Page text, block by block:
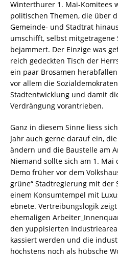
Winterthurer 1. Mai-Komitees
politischen Themen, die über
Gemeinde- und Stadtrat
umschifft, selbst mitgetragene
bejammert. Der Einzige was
reich gedeckten Tisch der
ein paar Brosamen
vor allem die
Stadtentwicklung und damit
Verdrängung vorantrieben.
Ganz in diesem Sinne liess
Jahr auch gerne darauf ein,
ändern und die Baustelle am
Niemand sollte sich am 1.
Demo früher vor dem
grüne“ Stadtregierung mit der
einem Konsumtempel mit
ebnete. Vertreibungslogik
ehemaligen
den yuppisierten
kassiert werden und die
höchstens noch als hübsche